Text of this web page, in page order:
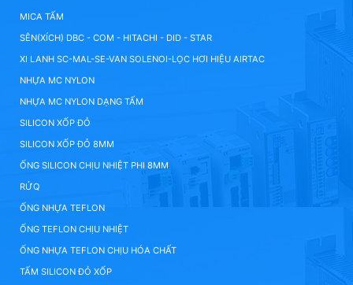
MICA TẤM
SÊN(XÍCH) DBC - COM - HITACHI - DID - STAR
XI LANH SC-MAL-SE-VAN SOLENOI-LỌC HƠI HIỆU AIRTAC
NHỰA MC NYLON
NHỰA MC NYLON DẠNG TẤM
SILICON XỐP ĐỎ
SILICON XỐP ĐỎ 8MM
ỐNG SILICON CHỊU NHIỆT PHI 8MM
RỬQ
ỐNG NHỰA TEFLON
ỐNG TEFLON CHỊU NHIỆT
ỐNG NHỰA TEFLON CHỊU HÓA CHẤT
TẤM SILICON ĐỎ XỐP